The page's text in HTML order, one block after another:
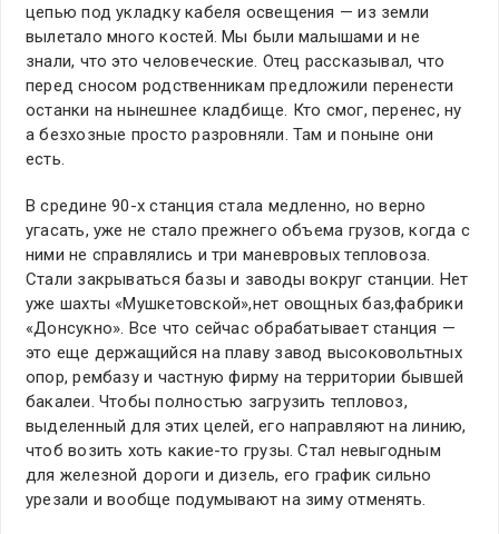
цепью под укладку кабеля освещения — из земли
вылетало много костей. Мы были малышами и не
знали, что это человеческие. Отец рассказывал, что
перед сносом родственникам предложили перенести
останки на нынешнее кладбище. Кто смог, перенес, ну
а безхозные просто разровняли. Там и поныне они
есть.
В средине 90-х станция стала медленно, но верно
угасать, уже не стало прежнего объема грузов, когда с
ними не справлялись и три маневровых тепловоза.
Стали закрываться базы и заводы вокруг станции. Нет
уже шахты «Мушкетовской»,нет овощных баз,фабрики
«Донсукно». Все что сейчас обрабатывает станция —
это еще держащийся на плаву завод высоковольтных
опор, рембазу и частную фирму на территории бывшей
бакалеи. Чтобы полностью загрузить тепловоз,
выделенный для этих целей, его направляют на линию,
чтоб возить хоть какие-то грузы. Стал невыгодным
для железной дороги и дизель, его график сильно
урезали и вообще подумывают на зиму отменять.